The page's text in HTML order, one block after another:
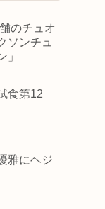
のチュオ
ソンチュ
」
食第12
雅にヘジ